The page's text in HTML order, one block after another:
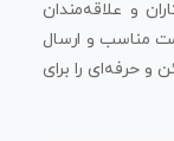
و علاقه‌مندان
مناسب و ارسال
و حرفه‌ای را برای